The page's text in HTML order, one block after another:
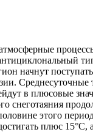
начнут
Среднесуточные
в плюсовые
снеготаяния
этого
плюс 15°С,